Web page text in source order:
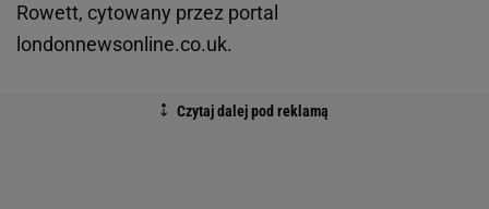
Rowett, cytowany przez portal
londonnewsonline.co.uk.